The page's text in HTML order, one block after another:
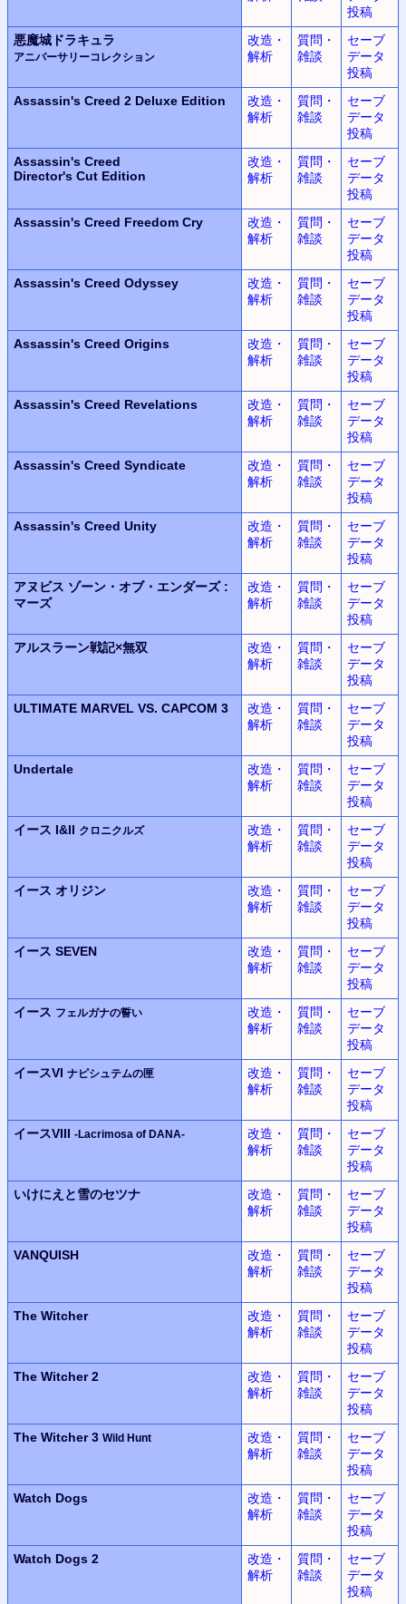
投稿
悪魔城ドラキュラ
アニバーサリーコレクション
改造・
解析
質問・
雑談
セーブ
データ
投稿
Assassin's Creed 2 Deluxe Edition
改造・
解析
質問・
雑談
セーブ
データ
投稿
Assassin's Creed
Director's Cut Edition
改造・
解析
質問・
雑談
セーブ
データ
投稿
Assassin's Creed Freedom Cry
改造・
解析
質問・
雑談
セーブ
データ
投稿
Assassin's Creed Odyssey
改造・
解析
質問・
雑談
セーブ
データ
投稿
Assassin's Creed Origins
改造・
解析
質問・
雑談
セーブ
データ
投稿
Assassin's Creed Revelations
改造・
解析
質問・
雑談
セーブ
データ
投稿
Assassin's Creed Syndicate
改造・
解析
質問・
雑談
セーブ
データ
投稿
Assassin's Creed Unity
改造・
解析
質問・
雑談
セーブ
データ
投稿
アヌビス ゾーン・オブ・エンダーズ:
マーズ
改造・
解析
質問・
雑談
セーブ
データ
投稿
アルスラーン戦記×無双
改造・
解析
質問・
雑談
セーブ
データ
投稿
ULTIMATE MARVEL VS. CAPCOM 3
改造・
解析
質問・
雑談
セーブ
データ
投稿
Undertale
改造・
解析
質問・
雑談
セーブ
データ
投稿
イース I&II クロニクルズ
改造・
解析
質問・
雑談
セーブ
データ
投稿
イース オリジン
改造・
解析
質問・
雑談
セーブ
データ
投稿
イース SEVEN
改造・
解析
質問・
雑談
セーブ
データ
投稿
イース フェルガナの誓い
改造・
解析
質問・
雑談
セーブ
データ
投稿
イースVI ナピシュテムの匣
改造・
解析
質問・
雑談
セーブ
データ
投稿
イースVIII -Lacrimosa of DANA-
改造・
解析
質問・
雑談
セーブ
データ
投稿
いけにえと雪のセツナ
改造・
解析
質問・
雑談
セーブ
データ
投稿
VANQUISH
改造・
解析
質問・
雑談
セーブ
データ
投稿
The Witcher
改造・
解析
質問・
雑談
セーブ
データ
投稿
The Witcher 2
改造・
解析
質問・
雑談
セーブ
データ
投稿
The Witcher 3 Wild Hunt
改造・
解析
質問・
雑談
セーブ
データ
投稿
Watch Dogs
改造・
解析
質問・
雑談
セーブ
データ
投稿
Watch Dogs 2
改造・
解析
質問・
雑談
セーブ
データ
投稿